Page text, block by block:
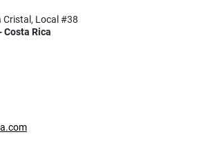
Cristal, Local #38
Costa Rica